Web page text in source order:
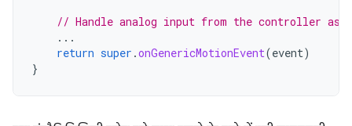
// Handle analog input from the controller as
...
return super .onGenericMotionEvent(event)
}